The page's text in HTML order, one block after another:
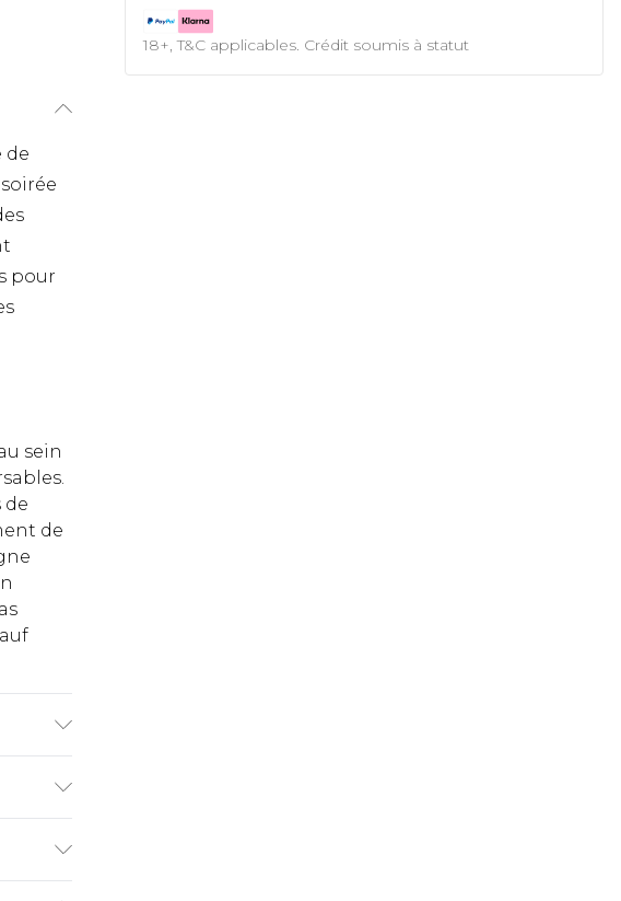
de
pour
sein
de
de
€2.99
18+, T&C applicables. Crédit soumis à statut